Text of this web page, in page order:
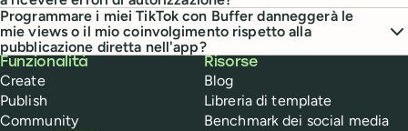
Programmare i miei TikTok con Buffer danneggerà le
mie views o il mio coinvolgimento rispetto alla
pubblicazione diretta nell'app?
Buffer
Funzionalità
Create
Publish
Community
Risorse
Blog
Libreria di template
Benchmark dei social media